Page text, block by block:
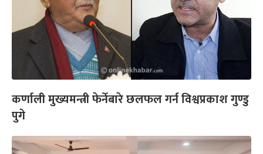
कर्णाली मुख्यमन्त्री फेर्नेबारे छलफल गर्न विश्वप्रकाश गुण्डु
पुगे